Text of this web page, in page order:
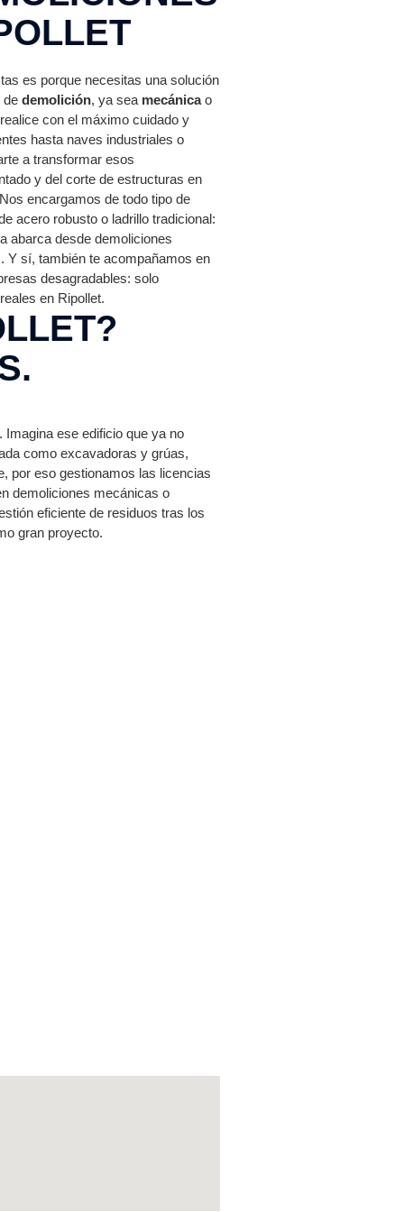
es porque necesitas una solución
de demolición, ya sea mecánicao
con el máximo cuidado y
hasta naves industriales o
a transformar esos
y del corte de estructuras en
encargamos de todo tipo de
acero robusto o ladrillo tradicional:
abarca desde demoliciones
Y sí, también te acompañamos en
desagradables: solo
en Ripollet.
ese edificio que ya no
como excavadoras y grúas,
por eso gestionamos las licencias
demoliciones mecánicas o
eficiente de residuos tras los
gran proyecto.